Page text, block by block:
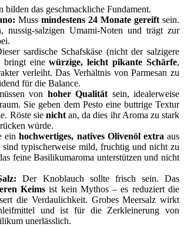
bilden das geschmackliche Fundament.
Muss mindestens 24 Monate gereift sein.
nussig-salzigen Umami-Noten und trägt zur
sardische Schafskäse (nicht der salzigere
bringt einewürzige, leicht pikante Schärfe,
verleiht. Das Verhältnis von Parmesan zu
für die Balance.
von hoher Qualität sein, idealerweise
Sie geben dem Pesto eine buttrige Textur
Röste sie nichtan, da dies ihr Aroma zu stark
würde.
einhochwertiges, natives Olivenöl extra aus
typischerweise mild, fruchtig und nicht zu
feine Basilikumaroma unterstützen und nicht
Der Knoblauch sollte frisch sein. Das
Keimsist kein Mythos – es reduziert die
die Verdaulichkeit. Grobes Meersalz wirkt
und ist für die Zerkleinerung von
unerlässlich.